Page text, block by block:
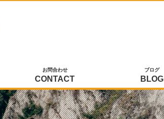
お問合わせ
CONTACT
ブログ
BLOG